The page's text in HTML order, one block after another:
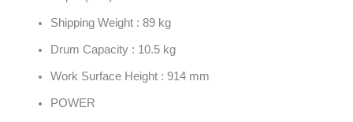
Shipping Weight : 89 kg
Drum Capacity : 10.5 kg
Work Surface Height : 914 mm
POWER